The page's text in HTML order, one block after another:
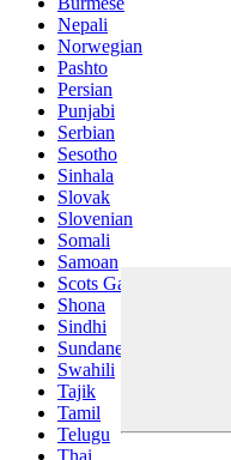
Nepali
Norwegian
Pashto
Persian
Punjabi
Serbian
Sesotho
Sinhala
Slovak
Slovenian
Somali
Samoan
Scots Gaelic
Shona
Sindhi
Sundanese
Swahili
Tajik
Tamil
Telugu